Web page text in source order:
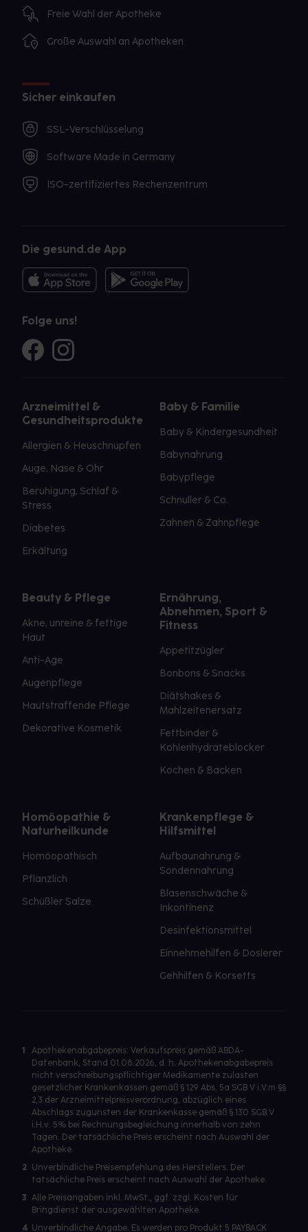
Freie Wahl der Apotheke
Große Auswahl an Apotheken
Sicher einkaufen
SSL-Verschlüsselung
Software Made in Germany
ISO-zertifiziertes Rechenzentrum
Die gesund.de App
Folge uns!
Arzneimittel &
Gesundheitsprodukte
Allergien & Heuschnupfen
Auge, Nase & Ohr
Beruhigung, Schlaf &
Stress
Diabetes
Erkältung
Baby & Familie
Baby & Kindergesundheit
Babynahrung
Babypflege
Schnuller & Co.
Zahnen & Zahnpflege
Beauty & Pflege
Akne, unreine & fettige
Haut
Anti-Age
Augenpflege
Hautstraffende Pflege
Dekorative Kosmetik
Ernährung,
Abnehmen, Sport &
Fitness
Appetitzügler
Bonbons & Snacks
Diätshakes &
Mahlzeitenersatz
Fettbinder &
Kohlenhydrateblocker
Kochen & Backen
Homöopathie &
Naturheilkunde
Homöopathisch
Pflanzlich
Schüßler Salze
Krankenpflege &
Hilfsmittel
Aufbaunahrung &
Sondennahrung
Blasenschwäche &
Inkontinenz
Desinfektionsmittel
Einnehmehilfen & Dosierer
Gehhilfen & Korsetts
1
Apothekenabgabepreis: Verkaufspreis gemäß ABDA-
Datenbank, Stand 01.08.2026, d. h. Apothekenabgabepreis
nicht verschreibungspflichtiger Medikamente zulasten
gesetzlicher Krankenkassen gemäß § 129 Abs. 5a SGB V i.V.m §§
2,3 der Arzneimittelpreisverordnung, abzüglich eines
Abschlags zugunsten der Krankenkasse gemäß § 130 SGB V
i.H.v. 5% bei Rechnungsbegleichung innerhalb von zehn
Tagen. Der tatsächliche Preis erscheint nach Auswahl der
Apotheke.
2 Unverbindliche Preisempfehlung des Herstellers. Der
tatsächliche Preis erscheint nach Auswahl der Apotheke.
3 Alle Preisangaben inkl. MwSt., ggf. zzgl. Kosten für
Bringdienst der ausgewählten Apotheke.
4 Unverbindliche Angabe. Es werden pro Produkt 5 PAYBACK